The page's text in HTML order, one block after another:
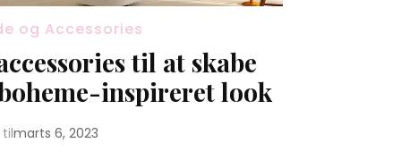
og Accessories
til at skabe
inspireret look
tilmarts 6, 2023